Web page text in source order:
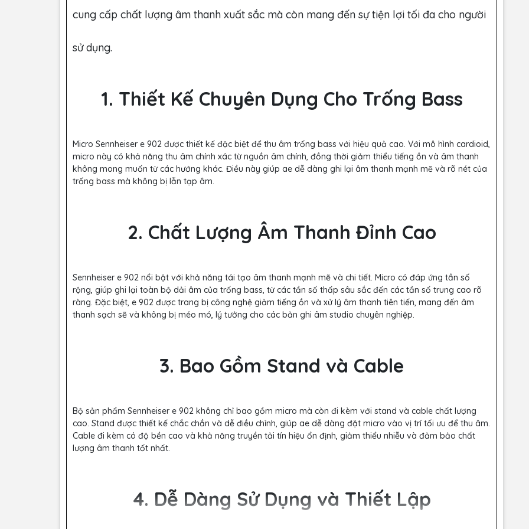
cung cấp chất lượng âm thanh xuất sắc mà còn mang đến sự tiện lợi tối đa cho người
sử dụng.
1. Thiết Kế Chuyên Dụng Cho Trống Bass
Micro Sennheiser e 902 được thiết kế đặc biệt để thu âm trống bass với hiệu quả cao. Với mô hình cardioid,
micro này có khả năng thu âm chính xác từ nguồn âm chính, đồng thời giảm thiểu tiếng ồn và âm thanh
không mong muốn từ các hướng khác. Điều này giúp ae dễ dàng ghi lại âm thanh mạnh mẽ và rõ nét của
trống bass mà không bị lẫn tạp âm.
2. Chất Lượng Âm Thanh Đỉnh Cao
Sennheiser e 902 nổi bật với khả năng tái tạo âm thanh mạnh mẽ và chi tiết. Micro có đáp ứng tần số
rộng, giúp ghi lại toàn bộ dải âm của trống bass, từ các tần số thấp sâu sắc đến các tần số trung cao rõ
ràng. Đặc biệt, e 902 được trang bị công nghệ giảm tiếng ồn và xử lý âm thanh tiên tiến, mang đến âm
thanh sạch sẽ và không bị méo mó, lý tưởng cho các bản ghi âm studio chuyên nghiệp.
3. Bao Gồm Stand và Cable
Bộ sản phẩm Sennheiser e 902 không chỉ bao gồm micro mà còn đi kèm với stand và cable chất lượng
cao. Stand được thiết kế chắc chắn và dễ điều chỉnh, giúp ae dễ dàng đặt micro vào vị trí tối ưu để thu âm.
Cable đi kèm có độ bền cao và khả năng truyền tải tín hiệu ổn định, giảm thiểu nhiễu và đảm bảo chất
lượng âm thanh tốt nhất.
4. Dễ Dàng Sử Dụng và Thiết Lập